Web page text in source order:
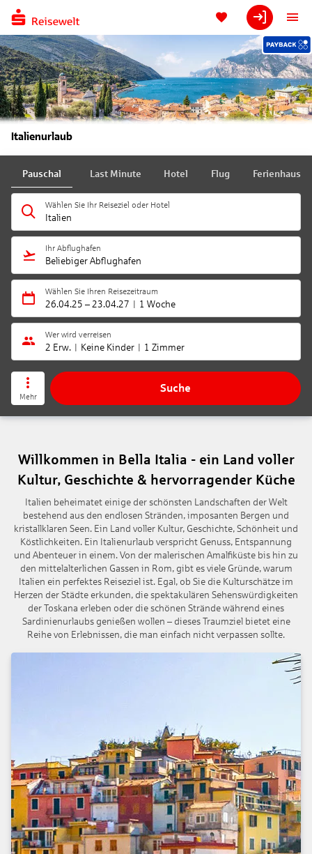
Italienurlaub
Pauschal Last Minute Hotel Flug Ferienhaus
Wählen Sie Ihr Reiseziel oder Hotel
Italien
Ihr Abflughafen
Beliebiger Abflughafen
Wählen Sie Ihren Reisezeitraum
26.04.25 – 23.04.27 1 Woche
Wer wird verreisen
2 Erw. Keine Kinder 1 Zimmer
Mehr
Suche
Willkommen in Bella Italia - ein Land voller
Kultur, Geschichte & hervorragender Küche
Italien beheimatet einige der schönsten Landschaften der Welt
bestehend aus den endlosen Stränden, imposanten Bergen und
kristallklaren Seen. Ein Land voller Kultur, Geschichte, Schönheit und
Köstlichkeiten. Ein Italienurlaub verspricht Genuss, Entspannung
und Abenteuer in einem. Von der malerischen Amalfiküste bis hin zu
den mittelalterlichen Gassen in Rom, gibt es viele Gründe, warum
Italien ein perfektes Reiseziel ist. Egal, ob Sie die Kulturschätze im
Herzen der Städte erkunden, die spektakulären Sehenswürdigkeiten
der Toskana erleben oder die schönen Strände während eines
Sardinienurlaubs genießen wollen – dieses Traumziel bietet eine
Reihe von Erlebnissen, die man einfach nicht verpassen sollte.